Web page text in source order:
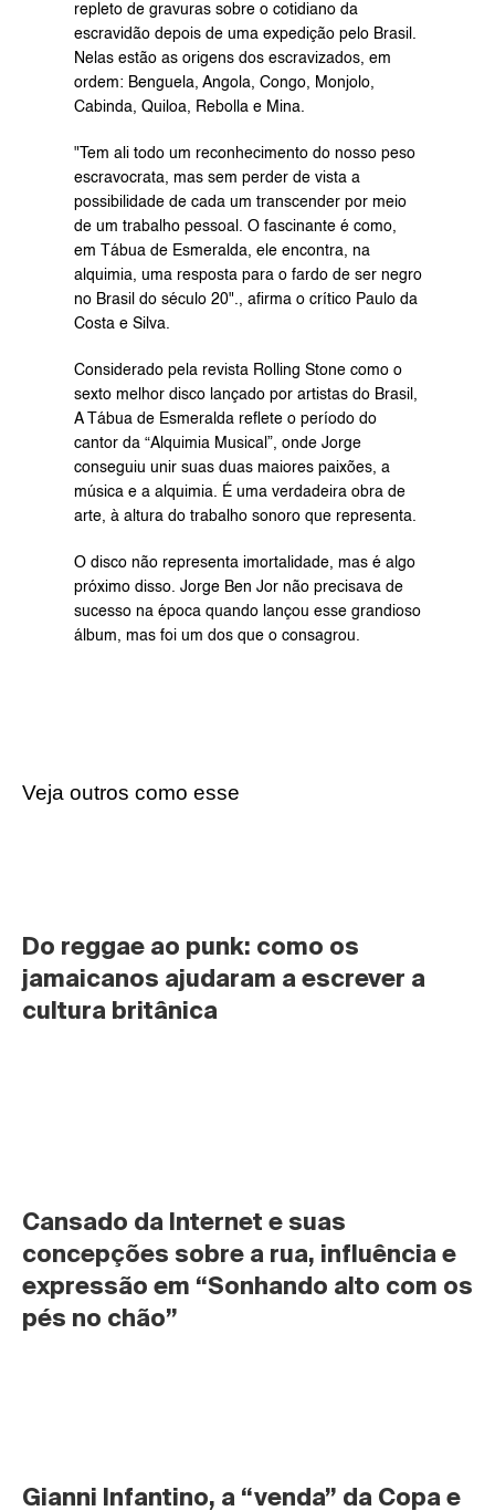
repleto de gravuras sobre o cotidiano da
escravidão depois de uma expedição pelo Brasil.
Nelas estão as origens dos escravizados, em
ordem: Benguela, Angola, Congo, Monjolo,
Cabinda, Quiloa, Rebolla e Mina.
"Tem ali todo um reconhecimento do nosso peso
escravocrata, mas sem perder de vista a
possibilidade de cada um transcender por meio
de um trabalho pessoal. O fascinante é como,
em Tábua de Esmeralda, ele encontra, na
alquimia, uma resposta para o fardo de ser negro
no Brasil do século 20"., afirma o crítico Paulo da
Costa e Silva.
Considerado pela revista Rolling Stone como o
sexto melhor disco lançado por artistas do Brasil,
A Tábua de Esmeralda reflete o período do
cantor da “Alquimia Musical”, onde Jorge
conseguiu unir suas duas maiores paixões, a
música e a alquimia. É uma verdadeira obra de
arte, à altura do trabalho sonoro que representa.
O disco não representa imortalidade, mas é algo
próximo disso. Jorge Ben Jor não precisava de
sucesso na época quando lançou esse grandioso
álbum, mas foi um dos que o consagrou.
Veja outros como esse
Do reggae ao punk: como os
jamaicanos ajudaram a escrever a
cultura britânica
Cansado da Internet e suas
concepções sobre a rua, influência e
expressão em “Sonhando alto com os
pés no chão”
Gianni Infantino, a “venda” da Copa e